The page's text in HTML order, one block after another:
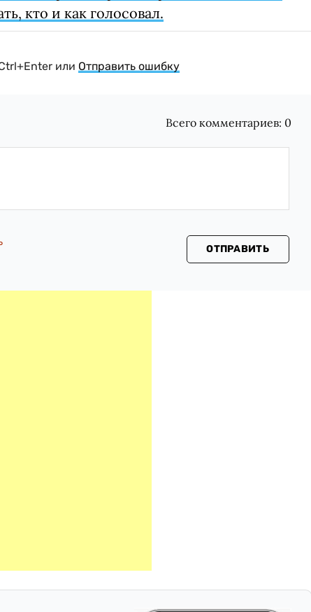
кто и как голосовал.
или Отправить ошибку
Всего комментариев: 0
ОТПРАВИТЬ